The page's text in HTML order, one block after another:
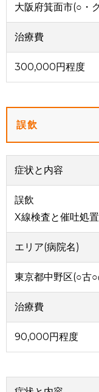
大阪府箕面市(○・
治療費
300,000円程度
誤飲
症状と内容
誤飲
X線検査と催吐処
エリア(病院名)
東京都中野区(○古
治療費
90,000円程度